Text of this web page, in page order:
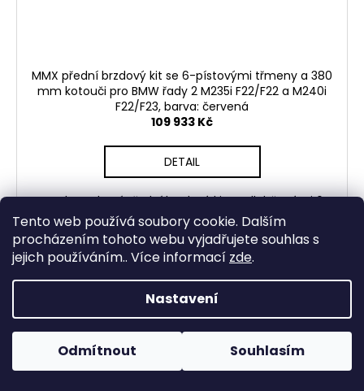
Tento web používá soubory cookie. Dalším
procházením tohoto webu vyjadřujete souhlas s
jejich používáním.. Více informací zde.
Nastavení
Odmítnout Souhlasím
MMX přední brzdový kit se 6-pístovými třmeny a 380
mm kotouči pro BMW řady 2 M235i F22/F22 a M240i
F22/F23, barva: červená
109 933 Kč
DETAIL
MMX kompletní přední brzdový kit s odlehčenými 6-
pístovými brzdiči a kotouči s průměrem 380 mm
navržený přímo pro BMW řady 2 M235i F22/F22 a M240i
F22/F23 pro rychlé silniční...